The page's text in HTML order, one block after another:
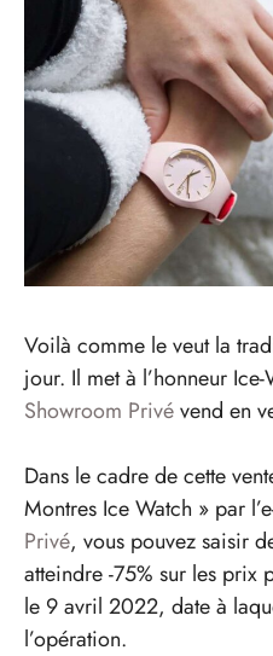
Voilà comme le veut la
jour. Il met à l’honneur
Showroom Privévend en
Dans le cadre de cette
Montres Ice Watch » par
Privé, vous pouvez saisir
atteindre -75% sur les prix
le 9 avril 2022, date à
l’opération.